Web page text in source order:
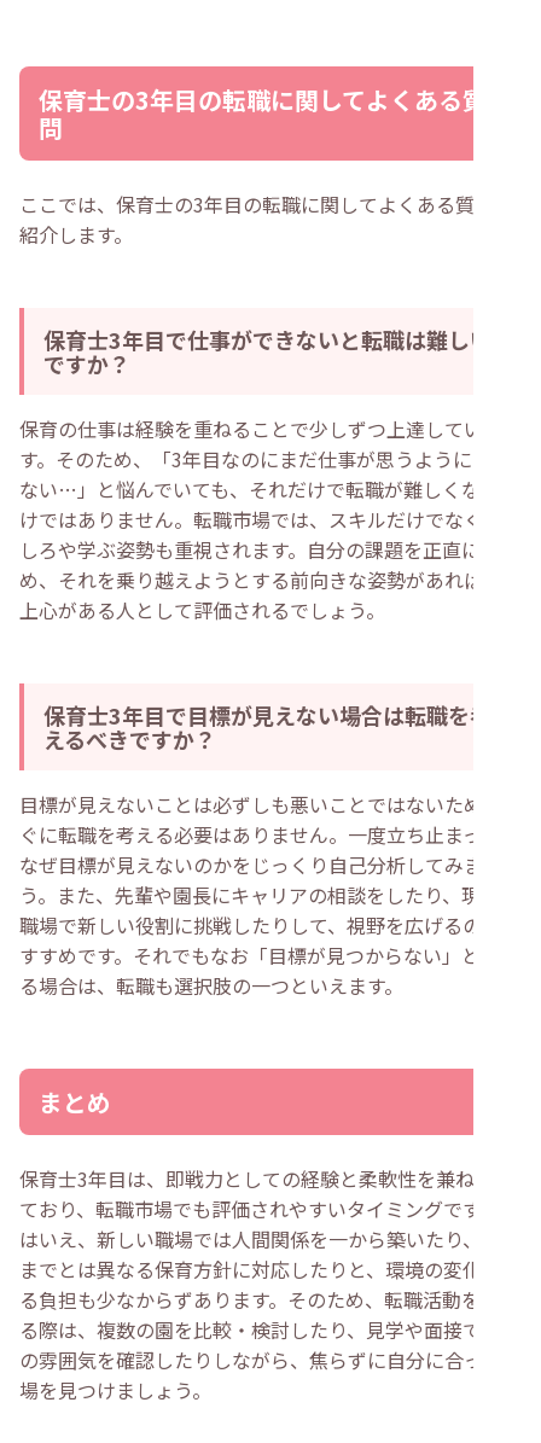
保育士の3年目の転職に関してよくある質
問
ここでは、保育士の3年目の転職に関してよくある質問を
紹介します。
保育士3年目で仕事ができないと転職は難しい
ですか？
保育の仕事は経験を重ねることで少しずつ上達していきま
す。そのため、「3年目なのにまだ仕事が思うようにでき
ない…」と悩んでいても、それだけで転職が難しくなるわ
けではありません。転職市場では、スキルだけでなく伸び
しろや学ぶ姿勢も重視されます。自分の課題を正直に認
め、それを乗り越えようとする前向きな姿勢があれば、向
上心がある人として評価されるでしょう。
保育士3年目で目標が見えない場合は転職を考
えるべきですか？
目標が見えないことは必ずしも悪いことではないため、す
ぐに転職を考える必要はありません。一度立ち止まって、
なぜ目標が見えないのかをじっくり自己分析してみましょ
う。また、先輩や園長にキャリアの相談をしたり、現在の
職場で新しい役割に挑戦したりして、視野を広げるのもお
すすめです。それでもなお「目標が見つからない」と感じ
る場合は、転職も選択肢の一つといえます。
まとめ
保育士3年目は、即戦力としての経験と柔軟性を兼ね備え
ており、転職市場でも評価されやすいタイミングです。と
はいえ、新しい職場では人間関係を一から築いたり、これ
までとは異なる保育方針に対応したりと、環境の変化によ
る負担も少なからずあります。そのため、転職活動を進め
る際は、複数の園を比較・検討したり、見学や面接で職場
の雰囲気を確認したりしながら、焦らずに自分に合った職
場を見つけましょう。